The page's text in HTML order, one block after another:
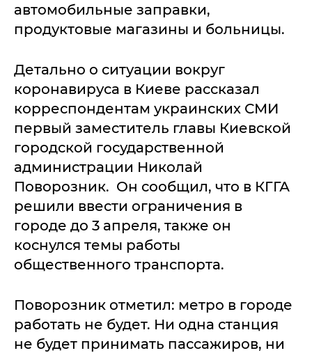
автомобильные заправки,
продуктовые магазины и больницы.
Детально о ситуации вокруг
коронавируса в Киеве рассказал
корреспондентам украинских СМИ
первый заместитель главы Киевской
городской государственной
администрации Николай
Поворозник. Он сообщил, что в КГГА
решили ввести ограничения в
городе до 3 апреля, также он
коснулся темы работы
общественного транспорта.
Поворозник отметил: метро в городе
работать не будет. Ни одна станция
не будет принимать пассажиров, ни